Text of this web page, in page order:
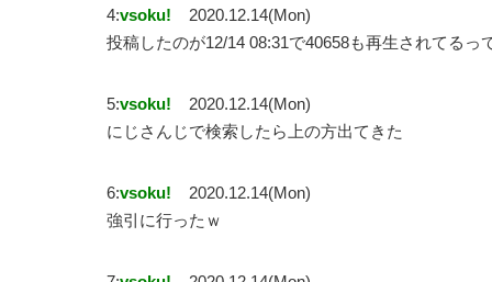
4:vsoku!
2020.12.14(Mon)
投稿したのが12/14 08:31で40658も再生されてるっ
5:vsoku!
2020.12.14(Mon)
にじさんじで検索したら上の方出てきた
6:vsoku!
2020.12.14(Mon)
強引に行ったｗ